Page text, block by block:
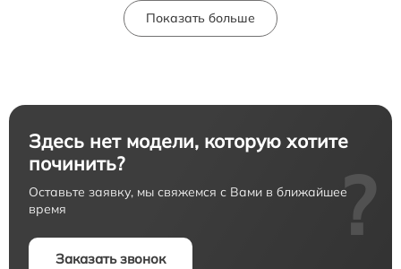
Показать больше
Здесь нет модели, которую хотите
починить?
Оставьте заявку, мы свяжемся с Вами в ближайшее
время
Заказать звонок
?